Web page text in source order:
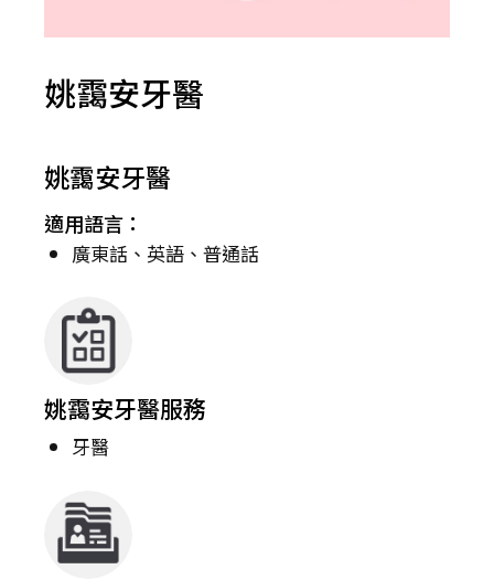
姚靄安牙醫
姚靄安牙醫
適用語言：
廣東話、英語、普通話
姚靄安牙醫服務
牙醫